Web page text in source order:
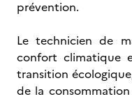
prévention.
Le technicien de
confort climatique
transition
de la